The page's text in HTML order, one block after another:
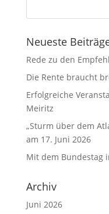
Neueste
Rede zu den
Die Rente braucht
Erfolgreiche
Meiritz
„Sturm über dem
am 17. Juni 2026
Mit dem Bundestag
Archiv
Juni 2026